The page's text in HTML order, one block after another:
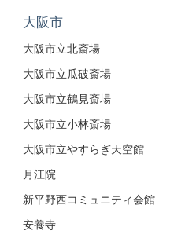
大阪市
大阪市立北斎場
大阪市立瓜破斎場
大阪市立鶴見斎場
大阪市立小林斎場
大阪市立やすらぎ天空館
月江院
新平野西コミュニティ会館
安養寺